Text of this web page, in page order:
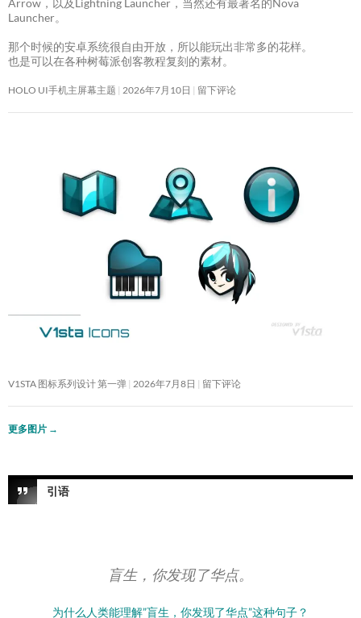
Launcher。
那个时候的安卓系统很自由开放，所以能玩出非常多的花样。
也是可以在各种树莓派创客教程复刻的素材。
HOLO UI手机主屏幕主题 2026年7月10日 留下评论
V1STA 图标系列设计 第一弹 2026年7月8日 留下评论
更多图片 →
引语
盲生，你发现了华点。
为什么人类能理解”盲生，你发现了华点”这种句子？